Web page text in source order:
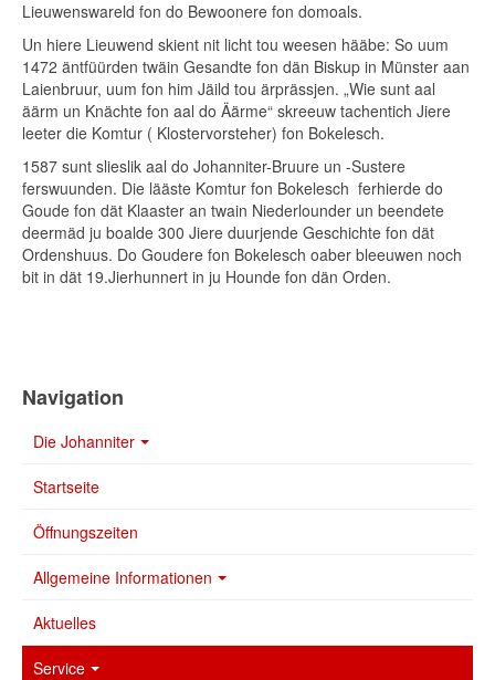
Lieuwenswareld fon do Bewoonere fon domoals.
Un hiere Lieuwend skient nit licht tou weesen hääbe: So uum
1472 äntfüürden twäin Gesandte fon dän Biskup in Münster aan
Laienbruur, uum fon him Jäild tou ärprässjen. „Wie sunt aal
äärm un Knächte fon aal do Äärme“ skreeuw tachentich Jiere
leeter die Komtur ( Klostervorsteher) fon Bokelesch.
1587 sunt slieslik aal do Johanniter-Bruure un -Sustere
ferswuunden. Die lääste Komtur fon Bokelesch ferhierde do
Goude fon dät Klaaster an twain Niederlounder un beendete
deermäd ju boalde 300 Jiere duurjende Geschichte fon dät
Ordenshuus. Do Goudere fon Bokelesch oaber bleeuwen noch
bit in dät 19.Jierhunnert in ju Hounde fon dän Orden.
Navigation
Die Johanniter
Startseite
Öffnungszeiten
Allgemeine Informationen
Aktuelles
Service